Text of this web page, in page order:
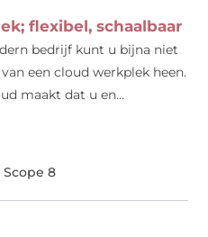
flexibel, schaalbaar
bedrijf kunt u bijna niet
een cloud werkplek heen.
maakt dat u en...
Scope 8